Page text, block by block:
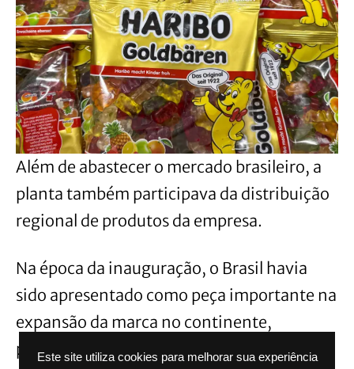
Este site utiliza cookies para melhorar sua experiência
Além de abastecer o mercado brasileiro, a
planta também participava da distribuição
regional de produtos da empresa.
Na época da inauguração, o Brasil havia
sido apresentado como peça importante na
expansão da marca no continente,
principalmente pela logística e pela